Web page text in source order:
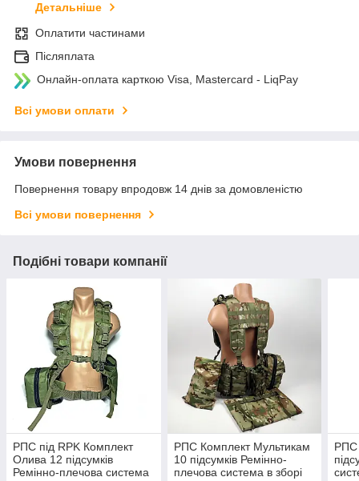
Детальніше
Оплатити частинами
Післяплата
Онлайн-оплата карткою Visa, Mastercard - LiqPay
Всі умови оплати
Умови повернення
Повернення товару впродовж 14 днів за домовленістю
Всі умови повернення
Подібні товари компанії
РПС під RPK Комплект
Олива 12 підсумків
Ремінно-плечова система
РПС Комплект Мультикам
10 підсумків Ремінно-
плечова система в зборі
РПС